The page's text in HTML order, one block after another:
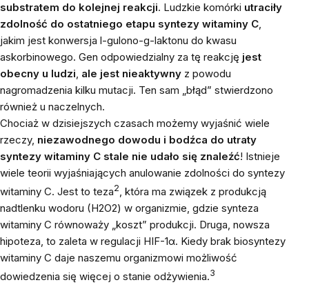
substratem do kolejnej reakcji. Ludzkie komórki utraciły
zdolność do ostatniego etapu syntezy witaminy C,
jakim jest konwersja l-gulono-g-laktonu do kwasu
askorbinowego. Gen odpowiedzialny za tę reakcję jest
obecny u ludzi, ale jest nieaktywny z powodu
nagromadzenia kilku mutacji. Ten sam „błąd” stwierdzono
również u naczelnych.
Chociaż w dzisiejszych czasach możemy wyjaśnić wiele
rzeczy, niezawodnego dowodu i bodźca do utraty
syntezy witaminy C stale nie udało się znaleźć! Istnieje
wiele teorii wyjaśniających anulowanie zdolności do syntezy
witaminy C. Jest to teza2, która ma związek z produkcją
nadtlenku wodoru (H2O2) w organizmie, gdzie synteza
witaminy C równoważy „koszt” produkcji. Druga, nowsza
hipoteza, to zaleta w regulacji HIF-1α. Kiedy brak biosyntezy
witaminy C daje naszemu organizmowi możliwość
dowiedzenia się więcej o stanie odżywienia.3